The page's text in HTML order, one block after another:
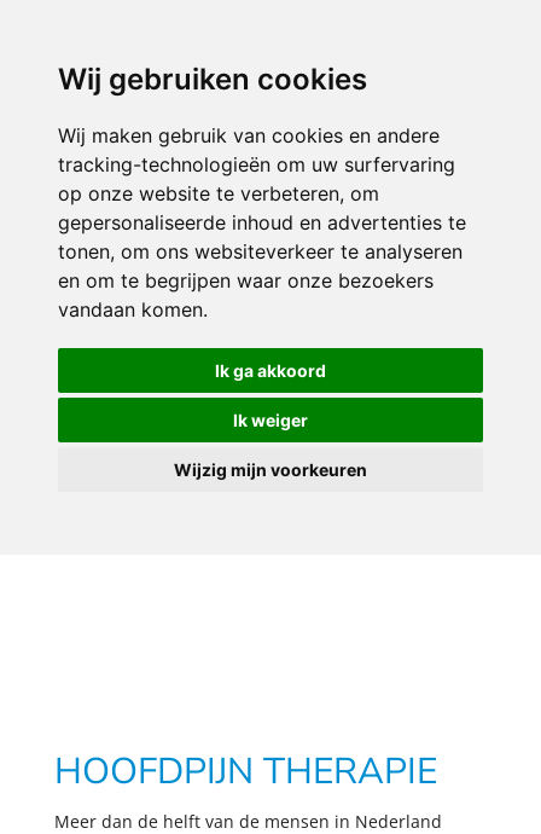
Wij gebruiken cookies
Wij maken gebruik van cookies en andere
tracking-technologieën om uw surfervaring
op onze website te verbeteren, om
gepersonaliseerde inhoud en advertenties te
tonen, om ons websiteverkeer te analyseren
en om te begrijpen waar onze bezoekers
vandaan komen.
Ik ga akkoord
Ik weiger
Wijzig mijn voorkeuren
HOOFDPIJN THERAPIE
Meer dan de helft van de mensen in Nederland